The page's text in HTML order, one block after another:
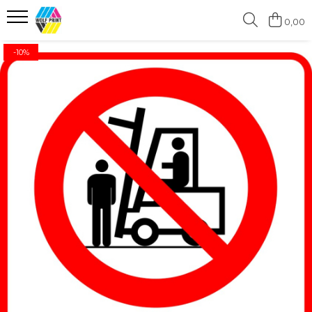
Produse Categorii
Stickere pentru Produse Bio &
Stickere personalizate printate
si decupate
Stickere copii
Stickere educationale
Stickere decorative
Stickere personalizate
Carti de Vizita
Sisteme de Afisare
Placute Gravate Personalizate
0,00
-10%